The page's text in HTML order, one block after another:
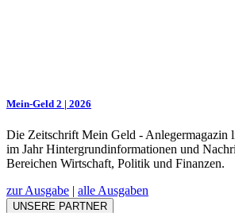
Mein-Geld 2 | 2026
Die Zeitschrift Mein Geld - Anlegermagazin
im Jahr Hintergrundinformationen und
Bereichen Wirtschaft, Politik und Finanzen.
zur Ausgabe | alle Ausgaben
UNSERE PARTNER